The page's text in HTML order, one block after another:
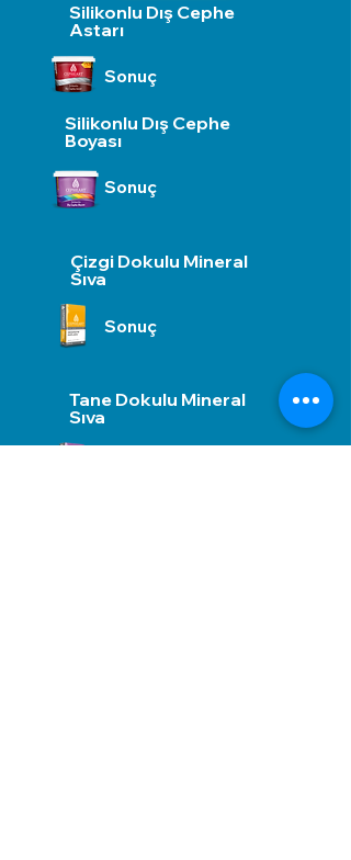
Silikonlu Dış Cephe
Astarı
Sonuç
Silikonlu Dış Cephe
Boyası
Sonuç
Çizgi Dokulu Mineral
Sıva
Sonuç
Tane Dokulu Mineral
Sıva